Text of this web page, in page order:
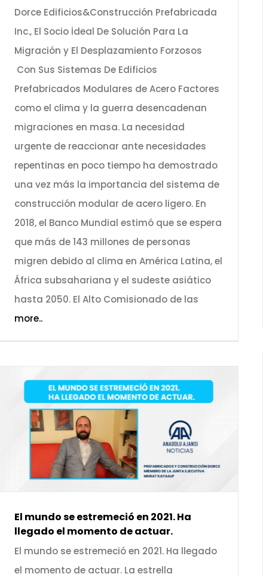
Dorce Edificios&Construcción Prefabricada
Inc., El Socio İdeal De Solución Para La
Migración y El Desplazamiento Forzosos
Con Sus Sistemas De Edificios
Prefabricados Modulares de Acero Factores
como el clima y la guerra desencadenan
migraciones en masa. La necesidad
urgente de reaccionar ante necesidades
repentinas en poco tiempo ha demostrado
una vez más la importancia del sistema de
construcción modular de acero ligero. En
2018, el Banco Mundial estimó que se espera
que más de 143 millones de personas
migren debido al clima en América Latina, el
África subsahariana y el sudeste asiático
hasta 2050. El Alto Comisionado de las
more..
El mundo se estremeció en 2021. Ha
llegado el momento de actuar.
El mundo se estremeció en 2021. Ha llegado
el momento de actuar. La estrella